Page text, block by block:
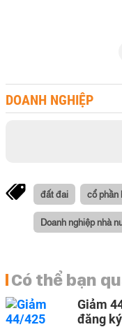
DOANH NGHIỆP
đất đai cổ phần
Doanh nghiệp nhà
Có thể bạn
Giảm
đăng